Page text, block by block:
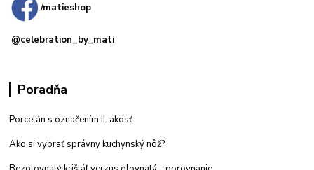
/matieshop
@celebration_by_mati
Poradňa
Porcelán s označením II. akosť
Ako si vybrať správny kuchynský nôž?